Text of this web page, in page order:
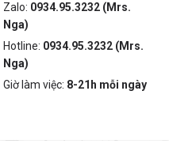
Zalo: 0934.95.3232 (Mrs.
Nga)
Hotline: 0934.95.3232 (Mrs.
Nga)
Giờ làm việc: 8-21h mỗi ngày